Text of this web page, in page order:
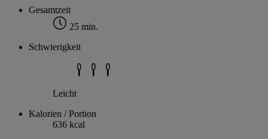
Gesamtzeit
25 min.
Schwierigkeit
Leicht
Kalorien / Portion
636 kcal